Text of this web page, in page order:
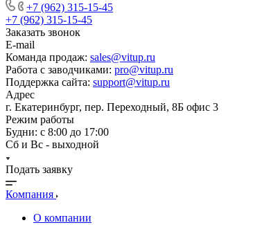
+7 (962) 315-15-45
+7 (962) 315-15-45
Заказать звонок
E-mail
Команда продаж: sales@vitup.ru
Работа с заводчиками: pro@vitup.ru
Поддержка сайта: support@vitup.ru
Адрес
г. Екатеринбург, пер. Переходный, 8Б офис 3
Режим работы
Будни: с 8:00 до 17:00
Сб и Вс - выходной
Подать заявку
Компания
О компании